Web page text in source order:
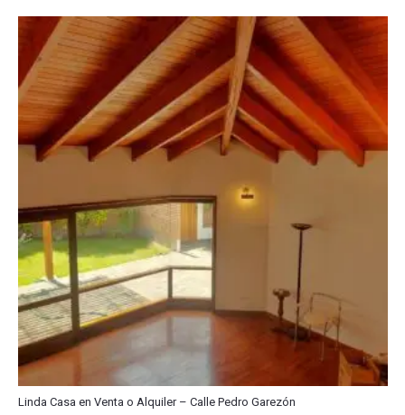
Linda Casa en Venta o Alquiler – Calle Pedro Garezón